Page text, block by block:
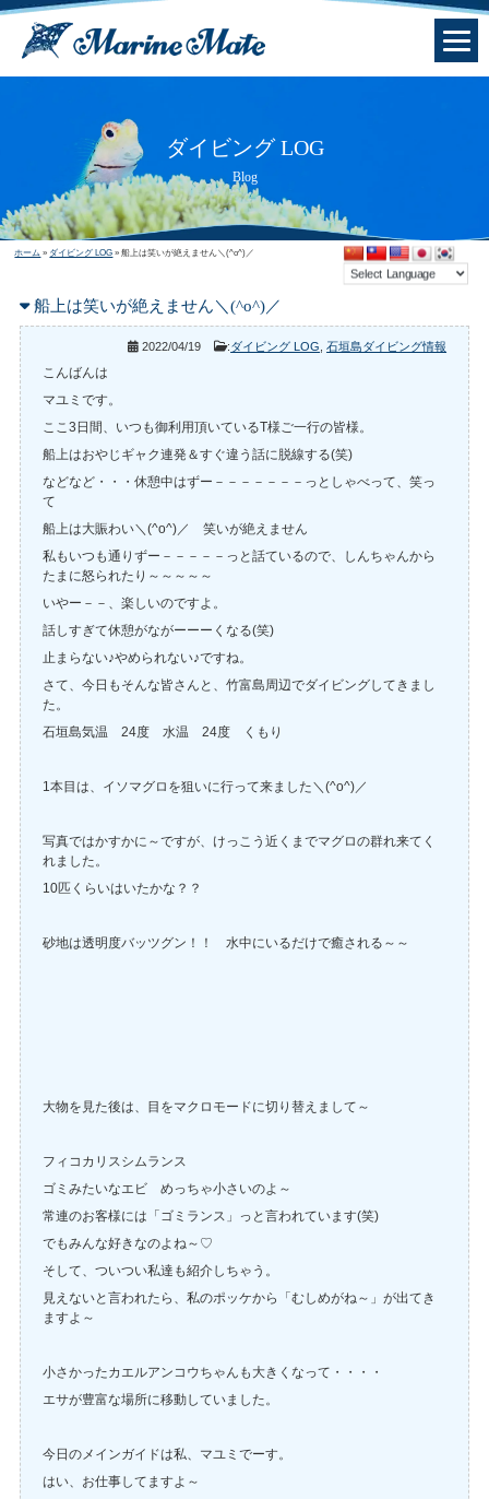
ダイビング LOG
Blog
ホーム » ダイビング LOG » 船上は笑いが絶えません＼(^o^)／
船上は笑いが絶えません＼(^o^)／
2022/04/19 :ダイビング LOG ,石垣島ダイビング情報
こんばんは
マユミです。
ここ3日間、いつも御利用頂いているT様ご一行の皆様。
船上はおやじギャク連発＆すぐ違う話に脱線する(笑)
などなど・・・休憩中はずー－－－－－－－っとしゃべって、笑っ
て
船上は大賑わい＼(^o^)／ 笑いが絶えません
私もいつも通りずー－－－－－っと話ているので、しんちゃんから
たまに怒られたり～～～～～
いやー－－、楽しいのですよ。
話しすぎて休憩がながーーーくなる(笑)
止まらない♪やめられない♪ですね。
さて、今日もそんな皆さんと、竹富島周辺でダイビングしてきまし
た。
石垣島気温 24度 水温 24度 くもり
1本目は、イソマグロを狙いに行って来ました＼(^o^)／
写真ではかすかに～ですが、けっこう近くまでマグロの群れ来てく
れました。
10匹くらいはいたかな？？
砂地は透明度バッツグン！！ 水中にいるだけで癒される～～
大物を見た後は、目をマクロモードに切り替えまして～
フィコカリスシムランス
ゴミみたいなエビ めっちゃ小さいのよ～
常連のお客様には「ゴミランス」っと言われています(笑)
でもみんな好きなのよね～♡
そして、ついつい私達も紹介しちゃう。
見えないと言われたら、私のポッケから「むしめがね～」が出てき
ますよ～
小さかったカエルアンコウちゃんも大きくなって・・・・
エサが豊富な場所に移動していました。
今日のメインガイドは私、マユミでーす。
はい、お仕事してますよ～